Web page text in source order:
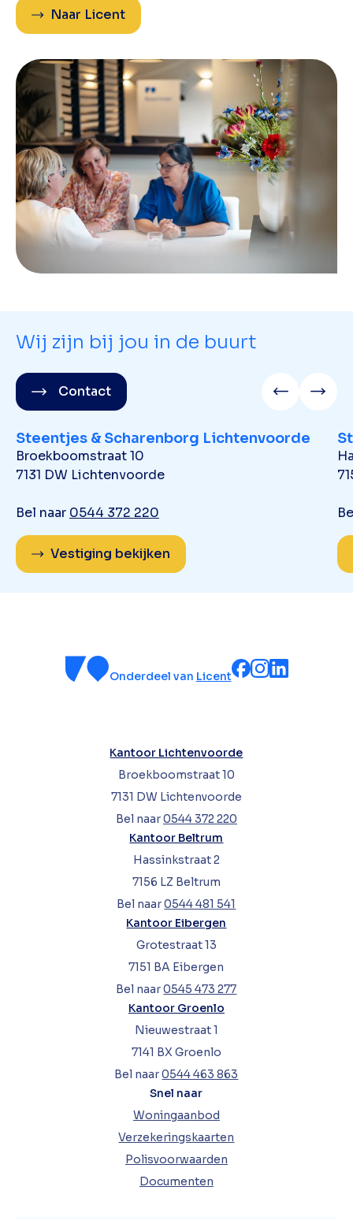
Naar Licent
Wij zijn bij jou in de buurt
Contact
Steentjes & Scharenborg Lichtenvoorde
Broekboomstraat 10
7131 DW Lichtenvoorde
Bel naar 0544 372 220
Vestiging bekijken
Onderdeel van Licent
Kantoor Lichtenvoorde
Broekboomstraat 10
7131 DW Lichtenvoorde
Bel naar0544 372 220
Kantoor Beltrum
Hassinkstraat 2
7156 LZ Beltrum
Bel naar0544 481 541
Kantoor Eibergen
Grotestraat 13
7151 BA Eibergen
Bel naar0545 473 277
Kantoor Groenlo
Nieuwestraat 1
7141 BX Groenlo
Bel naar0544 463 863
Snel naar
Woningaanbod
Verzekeringskaarten
Polisvoorwaarden
Documenten